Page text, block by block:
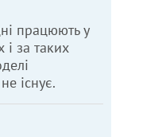
працюють у
за таких
існує.